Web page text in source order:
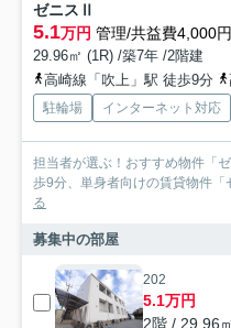
ゼニスⅡ
5.1万円 管理/共益費4,000円
29.96㎡ (1R) /築7年 /2階建
高崎線「吹上」駅 徒歩9分
駐輪場 インターネット対応
担当者が選ぶ！おすすめ物件「
歩9分、単身者向けの賃貸物件
る
募集中の部屋
202
5.1万円
2階 / 29.96